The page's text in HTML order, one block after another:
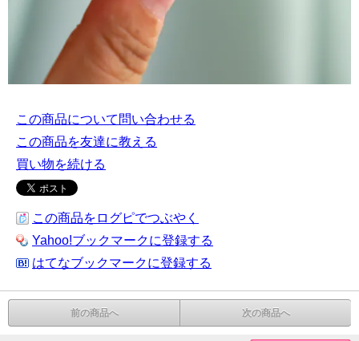
この商品について問い合わせる
この商品を友達に教える
買い物を続ける
この商品をログピでつぶやく
Yahoo!ブックマークに登録する
はてなブックマークに登録する
前の商品へ 次の商品へ